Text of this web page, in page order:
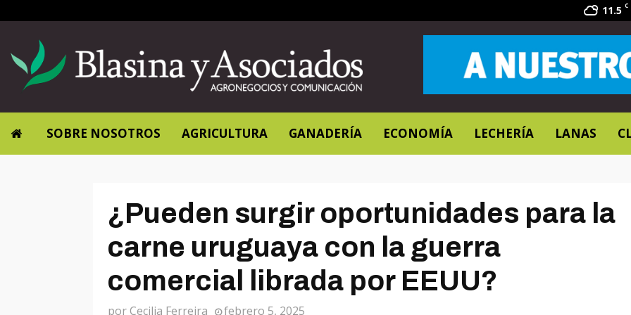
11.5 C
SOBRE NOSOTROS AGRICULTURA GANADERÍA ECONOMÍA LECHERÍA LANAS
¿Pueden surgir oportunidades para la
carne uruguaya con la guerra
comercial librada por EEUU?
porCecilia Ferreira febrero 5, 2025